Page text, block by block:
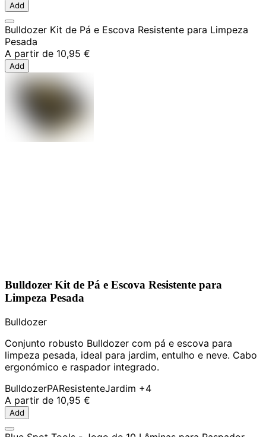
Add
Bulldozer Kit de Pá e Escova Resistente para Limpeza
Pesada
A partir de 10,95 €
Add
Bulldozer Kit de Pá e Escova Resistente para
Limpeza Pesada
Bulldozer
Conjunto robusto Bulldozer com pá e escova para
limpeza pesada, ideal para jardim, entulho e neve. Cabo
ergonómico e raspador integrado.
BulldozerPAResistenteJardim +4
A partir de 10,95 €
Add